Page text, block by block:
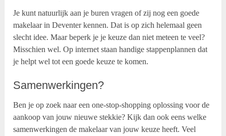
Je kunt natuurlijk aan je buren vragen of zij nog een goede
makelaar in Deventer kennen. Dat is op zich helemaal geen
slecht idee. Maar beperk je je keuze dan niet meteen te veel?
Misschien wel. Op internet staan handige stappenplannen dat
je helpt wel tot een goede keuze te komen.
Samenwerkingen?
Ben je op zoek naar een one-stop-shopping oplossing voor de
aankoop van jouw nieuwe stekkie? Kijk dan ook eens welke
samenwerkingen de makelaar van jouw keuze heeft. Veel